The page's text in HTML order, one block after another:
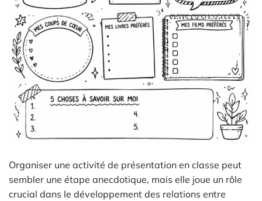
Organiser une activité de présentation en classe peut
sembler une étape anecdotique, mais elle joue un rôle
crucial dans le développement des relations entre